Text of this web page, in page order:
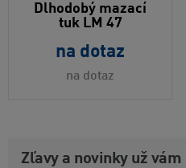
Dlhodobý mazací
tuk LM 47
na dotaz
na dotaz
Zľavy a novinky už vám